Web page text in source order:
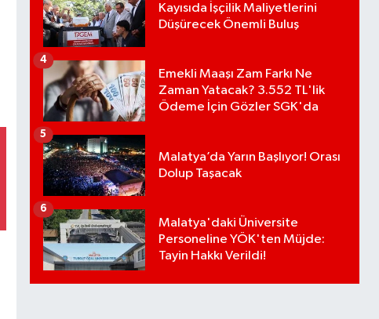
Kayısıda İşçilik Maliyetlerini
Düşürecek Önemli Buluş
Emekli Maaşı Zam Farkı Ne
Zaman Yatacak? 3.552 TL'lik
Ödeme İçin Gözler SGK'da
4
Malatya’da Yarın Başlıyor! Orası
Dolup Taşacak
5
Malatya'daki Üniversite
Personeline YÖK'ten Müjde:
Tayin Hakkı Verildi!
6